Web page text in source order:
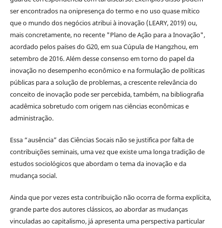
ser encontrados na onipresença do termo e no uso quase mítico
que o mundo dos negócios atribui à inovação (LEARY, 2019) ou,
mais concretamente, no recente "Plano de Ação para a Inovação",
acordado pelos países do G20, em sua Cúpula de Hangzhou, em
setembro de 2016. Além desse consenso em torno do papel da
inovação no desempenho econômico e na formulação de políticas
públicas para a solução de problemas, a crescente relevância do
conceito de inovação pode ser percebida, também, na bibliografia
acadêmica sobretudo com origem nas ciências econômicas e
administração.
Essa “ausência” das Ciências Socais não se justifica por falta de
contribuições seminais, uma vez que existe uma longa tradição de
estudos sociológicos que abordam o tema da inovação e da
mudança social.
Ainda que por vezes esta contribuição não ocorra de forma explícita,
grande parte dos autores clássicos, ao abordar as mudanças
vinculadas ao capitalismo, já apresenta uma perspectiva particular